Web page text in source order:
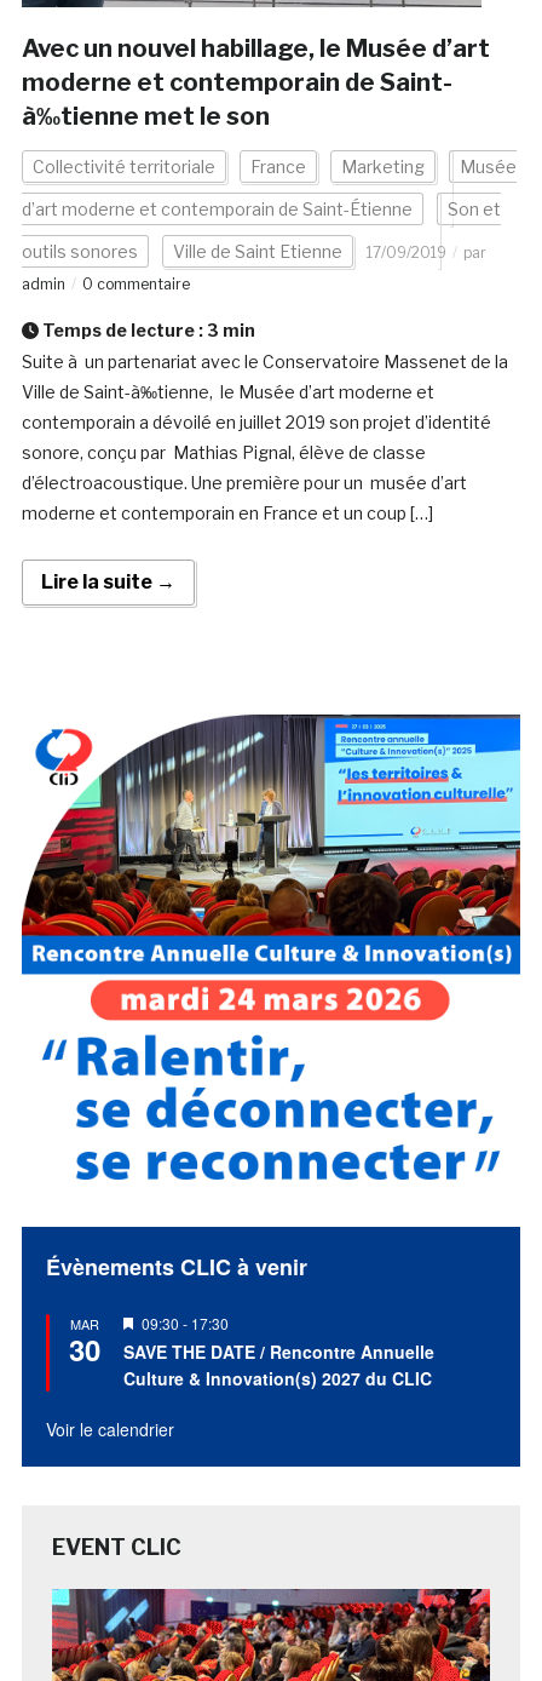
Avec un nouvel habillage, le Musée d’art
moderne et contemporain de Saint-
à‰tienne met le son
Collectivité territoriale France Marketing Musée
d’art moderne et contemporain de Saint-Étienne Son et
outils sonores Ville de Saint Etienne 17/09/2019
par
admin
0 commentaire
Temps de lecture : 3 min
Suite à un partenariat avec le Conservatoire Massenet de la
Ville de Saint-à‰tienne, le Musée d’art moderne et
contemporain a dévoilé en juillet 2019 son projet d’identité
sonore, conçu par Mathias Pignal, élève de classe
d’électroacoustique. Une première pour un musée d’art
moderne et contemporain en France et un coup […]
Lire la suite →
Évènements CLIC à venir
MAR
30
Mis
en
avant
09:30 - 17:30
SAVE THE DATE / Rencontre Annuelle
Culture & Innovation(s) 2027 du CLIC
Voir le calendrier
EVENT CLIC